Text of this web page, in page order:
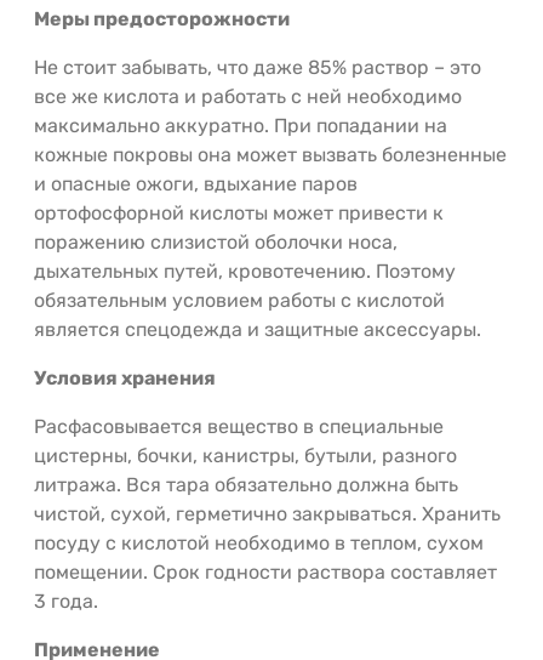
Меры предосторожности
Не стоит забывать, что даже 85% раствор – это
все же кислота и работать с ней необходимо
максимально аккуратно. При попадании на
кожные покровы она может вызвать болезненные
и опасные ожоги, вдыхание паров
ортофосфорной кислоты может привести к
поражению слизистой оболочки носа,
дыхательных путей, кровотечению. Поэтому
обязательным условием работы с кислотой
является спецодежда и защитные аксессуары.
Условия хранения
Расфасовывается вещество в специальные
цистерны, бочки, канистры, бутыли, разного
литража. Вся тара обязательно должна быть
чистой, сухой, герметично закрываться. Хранить
посуду с кислотой необходимо в теплом, сухом
помещении. Срок годности раствора составляет
3 года.
Применение